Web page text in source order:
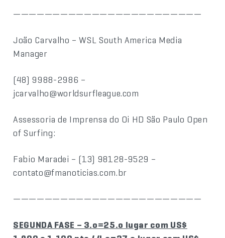
————————————————————————
João Carvalho – WSL South America Media
Manager
(48) 9988-2986 –
jcarvalho@worldsurfleague.com
Assessoria de Imprensa do Oi HD São Paulo Open
of Surfing:
Fabio Maradei – (13) 98128-9529 –
contato@fmanoticias.com.br
————————————————————————
SEGUNDA FASE – 3.o=25.o lugar com US$